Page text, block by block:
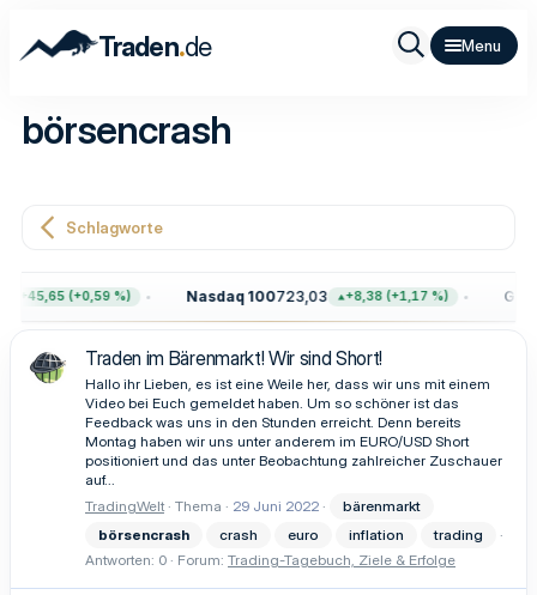
Traden.de
börsencrash
Schlagworte
+45,65 (+0,59 %) Nasdaq 100723,03 +8,38 (+1,17 %) Gold
Traden im Bärenmarkt! Wir sind Short!
Hallo ihr Lieben, es ist eine Weile her, dass wir uns mit einem
Video bei Euch gemeldet haben. Um so schöner ist das
Feedback was uns in den Stunden erreicht. Denn bereits
Montag haben wir uns unter anderem im EURO/USD Short
positioniert und das unter Beobachtung zahlreicher Zuschauer
auf...
TradingWelt Thema 29 Juni 2022
bärenmarkt
börsencrash
crash euro inflation
trading
Antworten: 0
Forum: Trading-Tagebuch, Ziele & Erfolge